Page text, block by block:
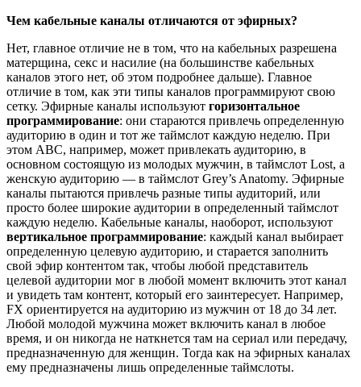
Чем кабельные каналы отличаются от эфирных?
Нет, главное отличие не в том, что на кабельных разрешена
матерщина, секс и насилие (на большинстве кабельных
каналов этого нет, об этом подробнее дальше). Главное
отличие в том, как эти типы каналов программируют свою
сетку. Эфирные каналы используют горизонтальное
программирование: они стараются привлечь определенную
аудиторию в один и тот же таймслот каждую неделю. При
этом ABC, например, может привлекать аудиторию, в
основном состоящую из молодых мужчин, в таймслот Lost, а
женскую аудиторию — в таймслот Grey’s Anatomy. Эфирные
каналы пытаются привлечь разные типы аудиторий, или
просто более широкие аудитории в определенный таймслот
каждую неделю. Кабельные каналы, наоборот, используют
вертикальное программирование: каждый канал выбирает
определенную целевую аудиторию, и старается заполнить
свой эфир контентом так, чтобы любой представитель
целевой аудитории мог в любой момент включить этот канал
и увидеть там контент, который его заинтересует. Например,
FX ориентируется на аудиторию из мужчин от 18 до 34 лет.
Любой молодой мужчина может включить канал в любое
время, и он никогда не наткнется там на сериал или передачу,
предназначенную для женщин. Тогда как на эфирных каналах
ему предназначены лишь определенные таймслоты.